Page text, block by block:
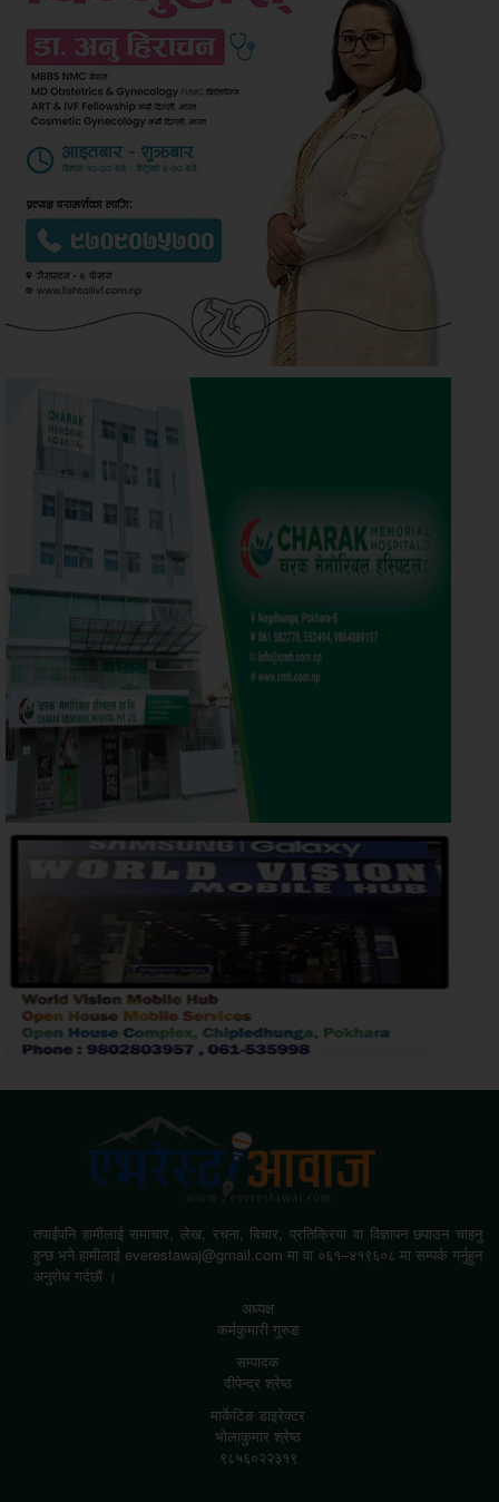
तपाईंपनि हामीलाई समाचार, लेख, रचना, बिचार, प्रतिक्रिया वा विज्ञापन छपाउन चाहनु
हुन्छ भने हामीलाई everestawaj@gmail.com मा वा ०६१–४१९६०८ मा सम्पर्क गर्नुहुन
अनुरोध गर्दछौं ।
अध्यक्ष
कर्मकुमारी गुरुङ
सम्पादक
दीपेन्द्र श्रेष्ठ
मार्केटिङ डाइरेक्टर
भोलाकुमार श्रेष्ठ
९८५६०२२३१९